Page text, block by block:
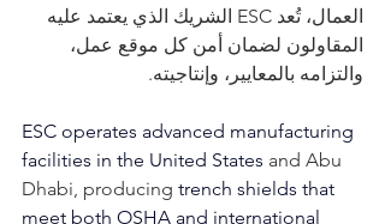
العمال، تُعد ESC الشريك الذي يعتمد عليه
المقاولون لضمان أمن كل موقع عمل،
والتزامه بالمعايير، وإنتاجيته.
ESC operates advanced manufacturing
facilities in the United States and Abu
Dhabi, producing trench shields that
meet both OSHA and international